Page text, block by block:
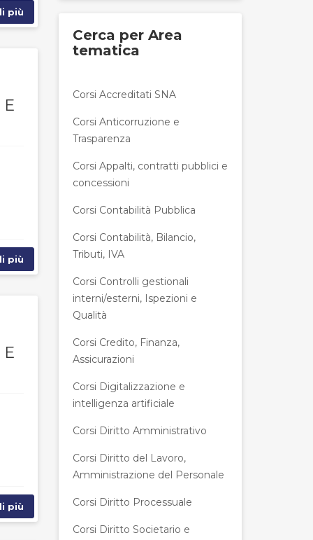
più
più
più
Cerca per Area
tematica
Corsi Accreditati SNA
Corsi Anticorruzione e
Trasparenza
Corsi Appalti, contratti pubblici e
concessioni
Corsi Contabilità Pubblica
Corsi Contabilità, Bilancio,
Tributi, IVA
Corsi Controlli gestionali
interni/esterni, Ispezioni e
Qualità
Corsi Credito, Finanza,
Assicurazioni
Corsi Digitalizzazione e
intelligenza artificiale
Corsi Diritto Amministrativo
Corsi Diritto del Lavoro,
Amministrazione del Personale
Corsi Diritto Processuale
Corsi Diritto Societario e